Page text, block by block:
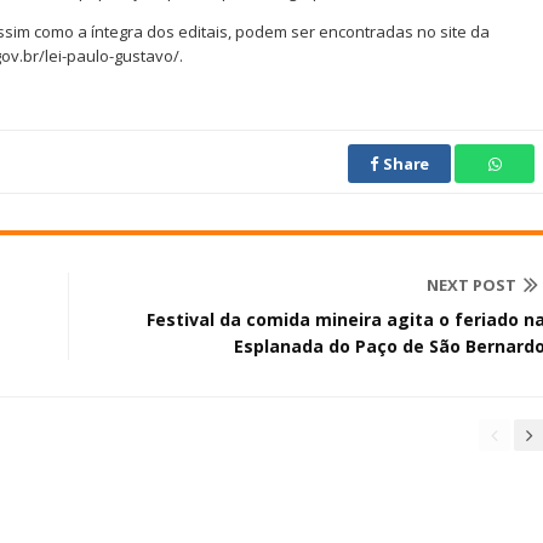
como a íntegra dos editais, podem ser encontradas no site da
lei-paulo-gustavo/.
Share
NEXT POST
Festival da comida mineira agita o feriado
Esplanada do Paço de São